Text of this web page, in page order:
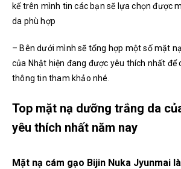
kể trên mình tin các bạn sẽ lựa chọn được
da phù hợp
– Bên dưới mình sẽ tổng hợp một số mặt
của Nhật hiện đang được yêu thích nhất để
thông tin tham khảo nhé.
Top mặt nạ dưỡng trắng da
yêu thích nhất năm nay
Mặt nạ cám gạo Bijin Nuka Jyunmai